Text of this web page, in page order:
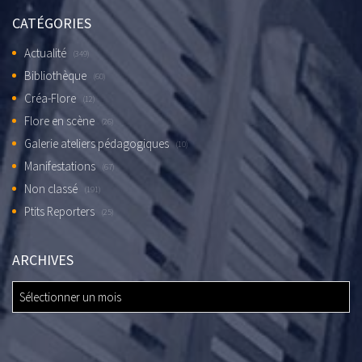
CATÉGORIES
Actualité (349)
Bibliothèque (60)
Créa-Flore (12)
Flore en scène (26)
Galerie ateliers pédagogiques (10)
Manifestations (67)
Non classé (191)
Ptits Reporters (25)
ARCHIVES
ARCHIVES